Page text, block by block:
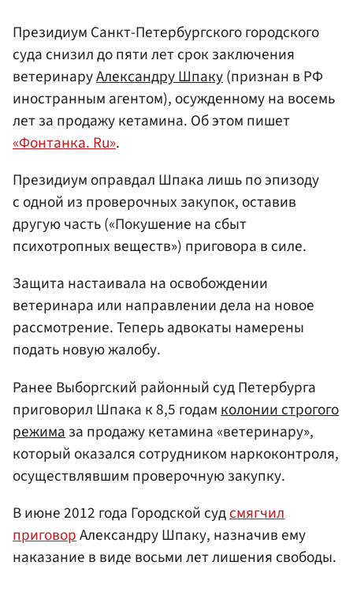
Президиум Санкт-Петербургского городского
суда снизил до пяти лет срок заключения
ветеринаруАлександру Шпаку(признан в РФ
иностранным агентом), осужденному на восемь
лет за продажу кетамина. Об этом пишет
«Фонтанка. Ru».
Президиум оправдал Шпака лишь по эпизоду
с одной из проверочных закупок, оставив
другую часть («Покушение на сбыт
психотропных веществ») приговора в силе.
Защита настаивала на освобождении
ветеринара или направлении дела на новое
рассмотрение. Теперь адвокаты намерены
подать новую жалобу.
Ранее Выборгский районный суд Петербурга
приговорил Шпака к 8,5 годам колонии строгого
режима за продажу кетамина «ветеринару»,
который оказался сотрудником наркоконтроля,
осуществлявшим проверочную закупку.
В июне 2012 года Городской судсмягчил
приговорАлександру Шпаку, назначив ему
наказание в виде восьми лет лишения свободы.